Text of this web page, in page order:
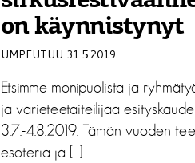
on käynnistynyt
UMPEUTUU 31.5.2019
Etsimme monipuolista ja
ja varieteetaiteilijaa
3.7.-4.8.2019. Tämän vuoden
esoteria ja […]